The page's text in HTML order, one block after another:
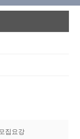
집요강